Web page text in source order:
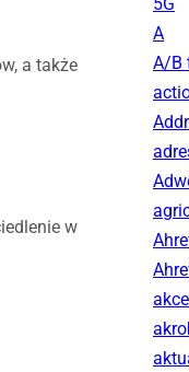
a także
w
5G
A
A/B